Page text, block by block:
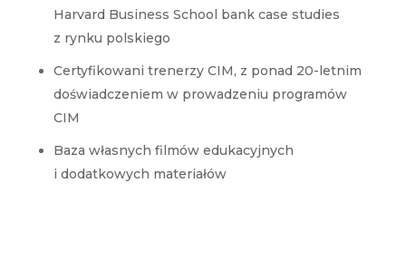
Harvard Business School bank case studies
z rynku polskiego
Certyfikowani trenerzy CIM, z ponad 20-letnim
doświadczeniem w prowadzeniu programów
CIM
Baza własnych filmów edukacyjnych
i dodatkowych materiałów